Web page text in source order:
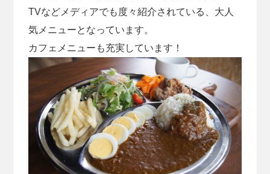
TVなどメディアでも度々紹介されている、大人
気メニューとなっています。
カフェメニューも充実しています！